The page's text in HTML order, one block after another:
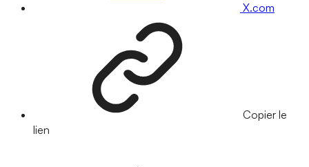
X.com
Copier le
lien